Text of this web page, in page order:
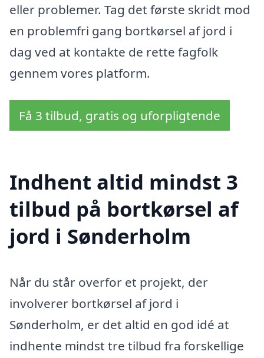
eller problemer. Tag det første skridt mod
en problemfri gang bortkørsel af jord i
dag ved at kontakte de rette fagfolk
gennem vores platform.
Få 3 tilbud, gratis og uforpligtende
Indhent altid mindst 3
tilbud på bortkørsel af
jord i Sønderholm
Når du står overfor et projekt, der
involverer bortkørsel af jord i
Sønderholm, er det altid en god idé at
indhente mindst tre tilbud fra forskellige